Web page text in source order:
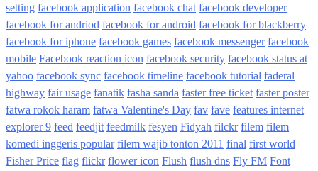
setting facebook application facebook chat facebook developer
facebook for andriod facebook for android facebook for blackberry
facebook for iphone facebook games facebook messenger facebook
mobile Facebook reaction icon facebook security facebook status at
yahoo facebook sync facebook timeline facebook tutorial faderal
highway fair usage fanatik fasha sanda faster free ticket faster poster
fatwa rokok haram fatwa Valentine's Day fav fave features internet
explorer 9 feed feedjit feedmilk fesyen Fidyah filckr filem filem
komedi inggeris popular filem wajib tonton 2011 final first world
Fisher Price flag flickr flower icon Flush flush dns Fly FM Font